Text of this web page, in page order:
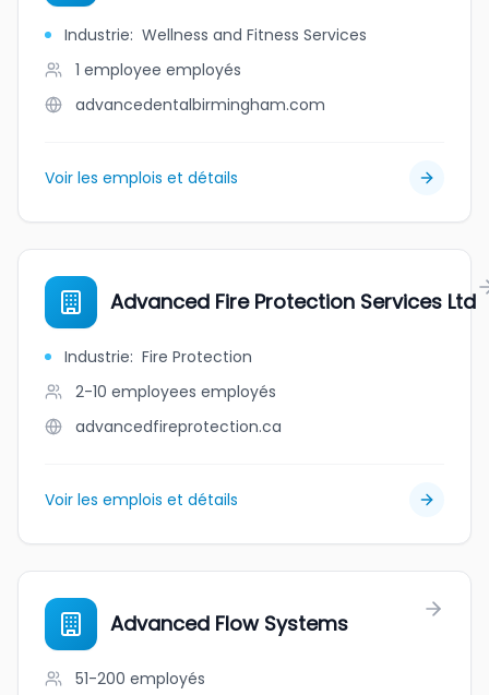
Industrie: Wellness and Fitness Services
1 employee employés
advancedentalbirmingham.com
Voir les emplois et détails
Advanced Fire Protection Services Ltd
Industrie: Fire Protection
2-10 employees employés
advancedfireprotection.ca
Voir les emplois et détails
Advanced Flow Systems
51-200 employés